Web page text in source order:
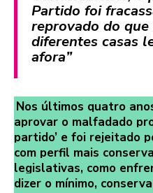
Partido foi
reprovado do
diferentes casas
afora”
Nos últimos quatro
aprovar o malfadado
partido’ e foi rejeitado
com perfil mais
legislativas, como
dizer o mínimo,